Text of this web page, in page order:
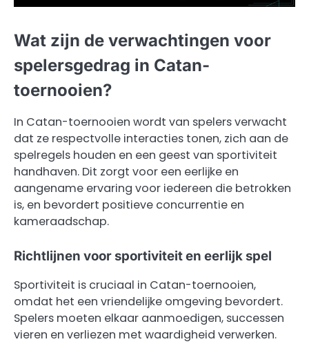
Wat zijn de verwachtingen voor
spelersgedrag in Catan-
toernooien?
In Catan-toernooien wordt van spelers verwacht
dat ze respectvolle interacties tonen, zich aan de
spelregels houden en een geest van sportiviteit
handhaven. Dit zorgt voor een eerlijke en
aangename ervaring voor iedereen die betrokken
is, en bevordert positieve concurrentie en
kameraadschap.
Richtlijnen voor sportiviteit en eerlijk spel
Sportiviteit is cruciaal in Catan-toernooien,
omdat het een vriendelijke omgeving bevordert.
Spelers moeten elkaar aanmoedigen, successen
vieren en verliezen met waardigheid verwerken.